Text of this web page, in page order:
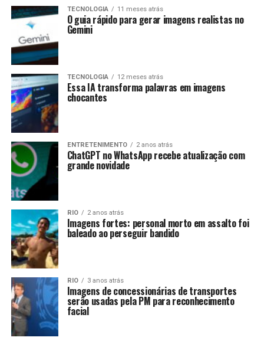
TECNOLOGIA 11 meses atrás
O guia rápido para gerar imagens realistas no
Gemini
TECNOLOGIA 12 meses atrás
Essa IA transforma palavras em imagens
chocantes
ENTRETENIMENTO 2 anos atrás
ChatGPT no WhatsApp recebe atualização com
grande novidade
RIO 2 anos atrás
Imagens fortes: personal morto em assalto foi
baleado ao perseguir bandido
RIO 3 anos atrás
Imagens de concessionárias de transportes
serão usadas pela PM para reconhecimento
facial